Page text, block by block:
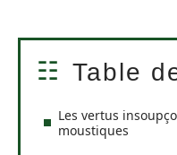
Table
Les vertus
moustiques